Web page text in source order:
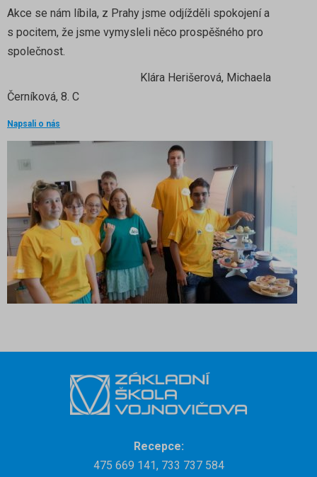
Akce se nám líbila, z Prahy jsme odjížděli spokojení a
s pocitem, že jsme vymysleli něco prospěšného pro
společnost.
Klára Herišerová, Michaela
Černíková, 8. C
Napsali o nás
Recepce:
475 669 141, 733 737 584